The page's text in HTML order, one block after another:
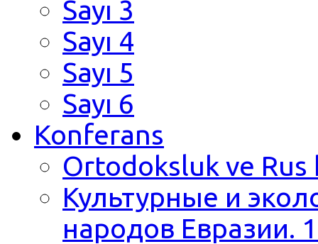
Sayı 3
Sayı 4
Sayı 5
Sayı 6
Konferans
Ortodoksluk ve Rus
Культурные и
народов Евразии.